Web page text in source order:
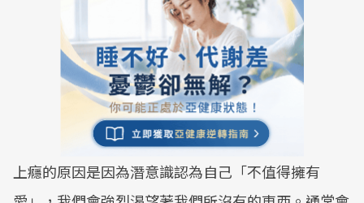
上癮的原因是因為潛意識認為自己「不值得擁有